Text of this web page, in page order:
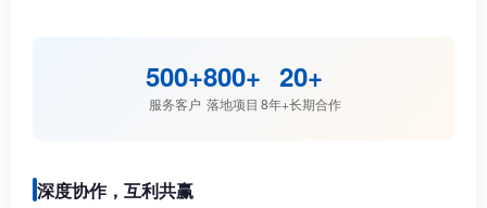
500+
服务客户
800+
落地项目
20+
8年+长期合作
深度协作，互利共赢